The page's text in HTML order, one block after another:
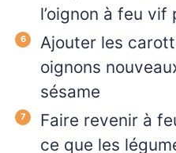
l’oignon à feu
Ajouter les
oignons
sésame
Faire revenir à
ce que les